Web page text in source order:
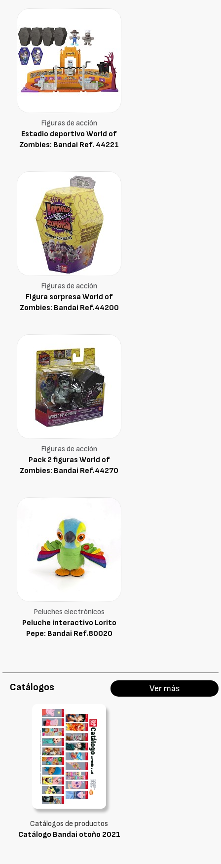
Figuras de acción
Estadio deportivo World of
Zombies: Bandai Ref. 44221
Figuras de acción
Figura sorpresa World of
Zombies: Bandai Ref.44200
Figuras de acción
Pack 2 figuras World of
Zombies: Bandai Ref.44270
Peluches electrónicos
Peluche interactivo Lorito
Pepe: Bandai Ref.80020
Catálogos Ver más
Catálogos de productos
Catálogo Bandai otoño 2021